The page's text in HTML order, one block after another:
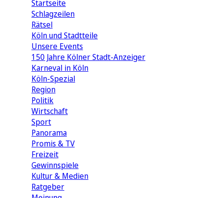
Startseite
Schlagzeilen
Rätsel
Köln und Stadtteile
Unsere Events
150 Jahre Kölner Stadt-Anzeiger
Karneval in Köln
Köln-Spezial
Region
Politik
Wirtschaft
Sport
Panorama
Promis & TV
Freizeit
Gewinnspiele
Kultur & Medien
Ratgeber